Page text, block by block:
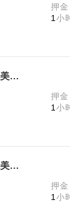
押金
1 小
《生化危机4重制版》终极版-艾达王DLC-奖励全解锁!无限子弹-1亿金币!完美存档!
押金
1 小
《生化危机4重制版》终极版-艾达王DLC-奖励全解锁!无限子弹-1亿金币!完美存档!
押金
1 小